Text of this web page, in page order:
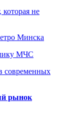
которая не
Минска
МЧС
современных
рынок